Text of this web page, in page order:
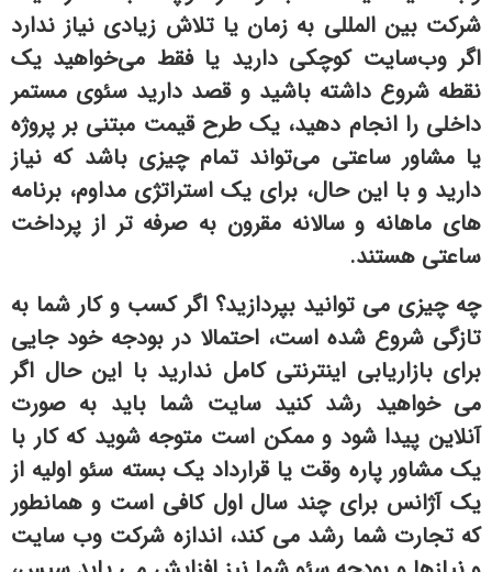
شرکت بین المللی به زمان یا تلاش زیادی نیاز ندارد
اگر وب‌سایت کوچکی دارید یا فقط می‌خواهید یک
نقطه شروع داشته باشید و قصد دارید سئوی مستمر
داخلی را انجام دهید، یک طرح قیمت مبتنی بر پروژه
یا مشاور ساعتی می‌تواند تمام چیزی باشد که نیاز
دارید و با این حال، برای یک استراتژی مداوم، برنامه
های ماهانه و سالانه مقرون به صرفه تر از پرداخت
ساعتی هستند.
چه چیزی می توانید بپردازید؟ اگر کسب و کار شما به
تازگی شروع شده است، احتمالا در بودجه خود جایی
برای بازاریابی اینترنتی کامل ندارید با این حال اگر
می خواهید رشد کنید سایت شما باید به صورت
آنلاین پیدا شود و ممکن است متوجه شوید که کار با
یک مشاور پاره وقت یا قرارداد یک بسته سئو اولیه از
یک آژانس برای چند سال اول کافی است و همانطور
که تجارت شما رشد می کند، اندازه شرکت وب سایت